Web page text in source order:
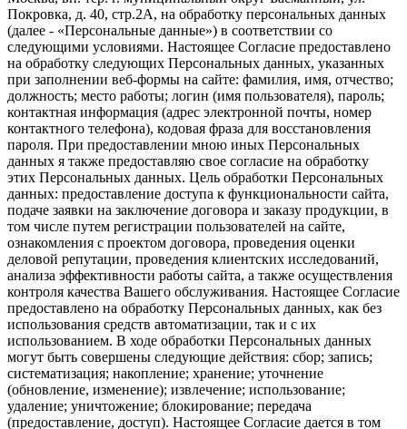
Покровка, д. 40, стр.2А, на обработку персональных данных
(далее - «Персональные данные») в соответствии со
следующими условиями. Настоящее Согласие предоставлено
на обработку следующих Персональных данных, указанных
при заполнении веб-формы на сайте: фамилия, имя, отчество;
должность; место работы; логин (имя пользователя), пароль;
контактная информация (адрес электронной почты, номер
контактного телефона), кодовая фраза для восстановления
пароля. При предоставлении мною иных Персональных
данных я также предоставляю свое согласие на обработку
этих Персональных данных. Цель обработки Персональных
данных: предоставление доступа к функциональности сайта,
подаче заявки на заключение договора и заказу продукции, в
том числе путем регистрации пользователей на сайте,
ознакомления с проектом договора, проведения оценки
деловой репутации, проведения клиентских исследований,
анализа эффективности работы сайта, а также осуществления
контроля качества Вашего обслуживания. Настоящее Согласие
предоставлено на обработку Персональных данных, как без
использования средств автоматизации, так и с их
использованием. В ходе обработки Персональных данных
могут быть совершены следующие действия: сбор; запись;
систематизация; накопление; хранение; уточнение
(обновление, изменение); извлечение; использование;
удаление; уничтожение; блокирование; передача
(предоставление, доступ). Настоящее Согласие дается в том